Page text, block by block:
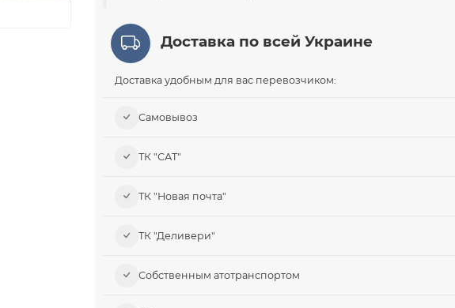
Доставка по всей Украине
Доставка удобным для вас перевозчиком:
Самовывоз​
ТК "САТ"
ТК "Новая почта"
ТК "Деливери"
Собственным атотранспортом